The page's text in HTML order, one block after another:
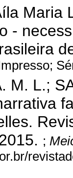
Maria
-
M. L.;
;